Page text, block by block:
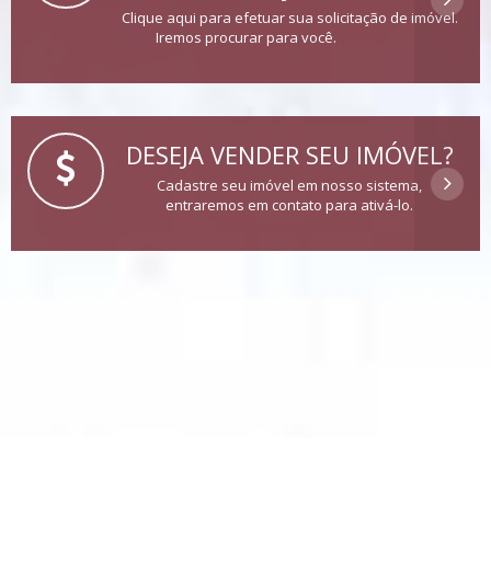
Clique aqui para efetuar sua solicitação de imóvel.
Iremos procurar para você.
DESEJA VENDER SEU IMÓVEL?
Cadastre seu imóvel em nosso sistema,
entraremos em contato para ativá-lo.